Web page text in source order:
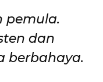
pemula.
dan
berbahaya.